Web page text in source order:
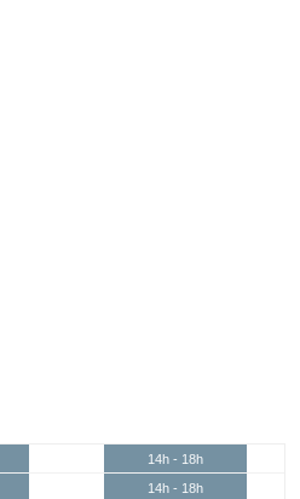
14h - 18h
14h - 18h